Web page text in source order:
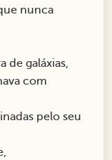
nunca
de galáxias,
com
pelo seu